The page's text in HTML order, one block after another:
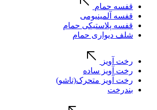
قفسه حمام
قفسه آلمینیومی
قفسه پلاستیکی حمام
شلف دیواری حمام
رخت آویز
رخت آویز ساده
رخت آویز متحرک(تاشو)
بندرخت